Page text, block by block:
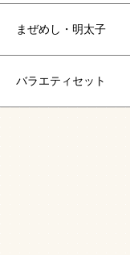
まぜめし・明太子
バラエティセット